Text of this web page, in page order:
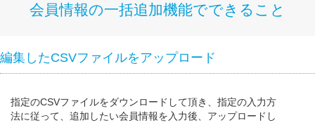
会員情報の一括追加機能でできること
編集したCSVファイルをアップロード
指定のCSVファイルをダウンロードして頂き、指定の入力方
法に従って、追加したい会員情報を入力後、アップロードし